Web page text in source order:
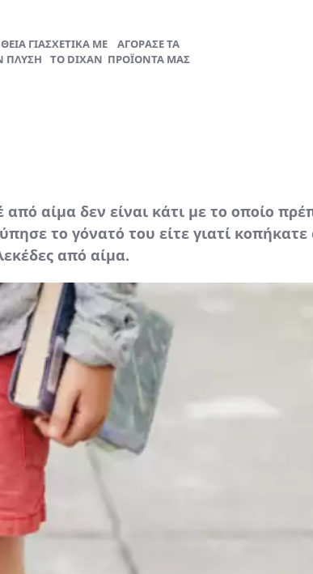
ΓΙΑ
ΠΛΥΣΗ
ΣΧΕΤΙΚΑ ΜΕ
ΤΟ DIXAN
ΑΓΟΡΑΣΕ ΤΑ
ΠΡΟΪΟΝΤΑ ΜΑΣ
αίμα δεν είναι κάτι με το οποίο
το γόνατό του είτε γιατί κοπήκατε
από αίμα.